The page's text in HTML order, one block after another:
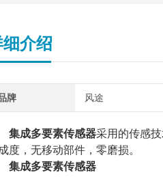
介绍
牌 风途
集成多要素传感器采用的传感
度，无移动部件，零磨损。
集成多要素传感器